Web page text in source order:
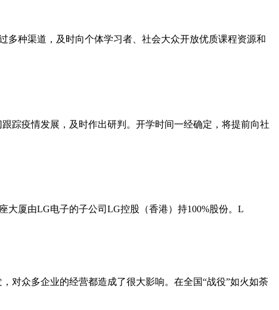
多种渠道，及时向个体学习者、社会大众开放优质课程资源和
踪疫情发展，及时作出研判。开学时间一经确定，将提前向社
大厦由LG电子的子公司LG控股（香港）持100%股份。L
对众多企业的经营都造成了很大影响。在全国“战役”如火如荼